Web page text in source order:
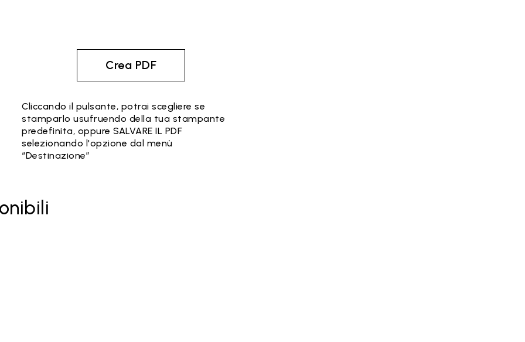
Crea PDF
Cliccando il pulsante, potrai scegliere se
stamparlo usufruendo della tua stampante
predefinita, oppure SALVARE IL PDF
selezionando l'opzione dal menù
“Destinazione”